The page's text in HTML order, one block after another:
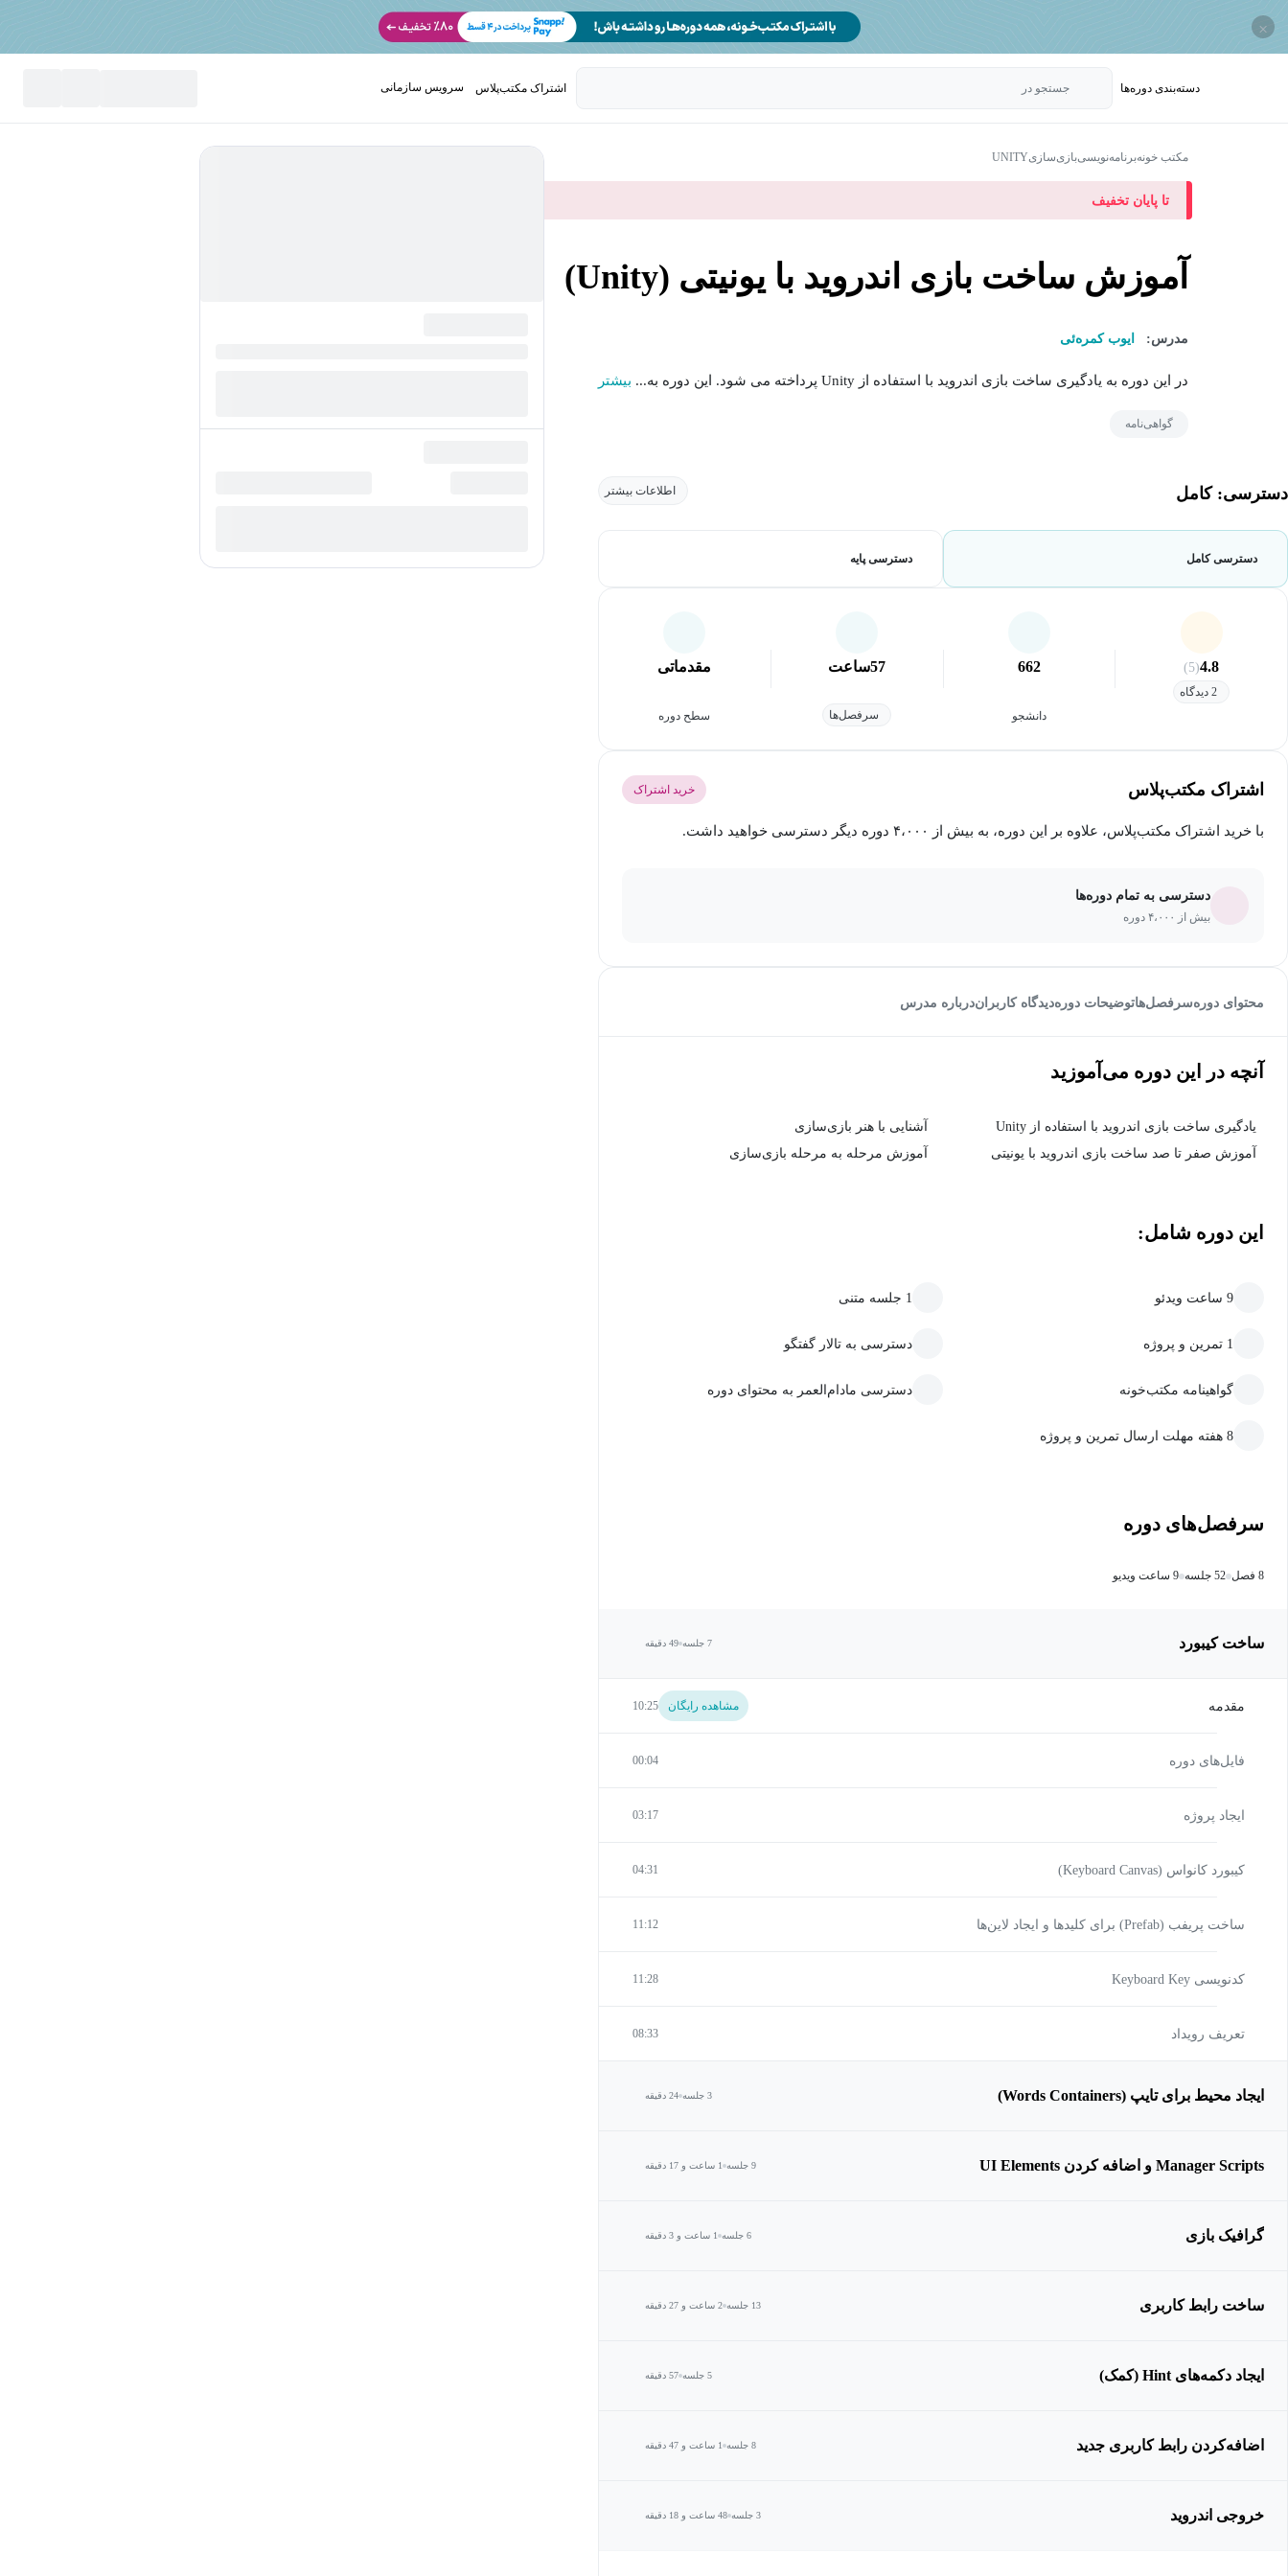
×
دسته‌بندی‌ دوره‌ها جستجو در اشتراک مکتب‌پلاس سرویس سازمانی
مکتب خونهبرنامه‌نویسیبازی‌سازیUNITY
تا پایان تخفیف
آموزش ساخت بازی اندروید با یونیتی (Unity)
مدرس: ایوب کمره‌ئی
در این دوره به یادگیری ساخت بازی اندروید با استفاده از Unity پرداخته می شود. این دوره به... بیشتر
گواهی‌نامه
دسترسی: کامل اطلاعات بیشتر
دسترسی کامل دسترسی پایه
4.8
(5)
2 دیدگاه
662
دانشجو
57ساعت
سرفصل‌ها
مقدماتی
سطح دوره
اشتراک مکتب‌پلاس خرید اشتراک
با خرید اشتراک مکتب‌پلاس، علاوه بر این دوره، به بیش از ۴،۰۰۰ دوره دیگر دسترسی خواهید داشت.
دسترسی به تمام دوره‌ها
بیش از ۴،۰۰۰ دوره
محتوای دورهسرفصل‌هاتوضیحات دورهدیدگاه کاربراندرباره مدرس
آنچه در این دوره می‌آموزید
یادگیری ساخت بازی اندروید با استفاده از Unity
آشنایی با هنر بازی‌‌سازی
آموزش صفر تا صد ساخت بازی اندروید با یونیتی
آموزش مرحله به مرحله بازی‌سازی
این دوره شامل:
9 ساعت ویدئو 1 جلسه متنی
1 تمرین و پروژه دسترسی به تالار گفتگو
گواهینامه مکتب‌خونه دسترسی مادام‌العمر به محتوای دوره
8 هفته مهلت ارسال تمرین و پروژه
سرفصل‌های دوره
8 فصل 52 جلسه 9 ساعت ویدیو
ساخت کیبورد 7 جلسه 49 دقیقه
مقدمه مشاهده رایگان 10:25
فایل‌های دوره 00:04
ایجاد پروژه 03:17
کیبورد کانواس (Keyboard Canvas) 04:31
ساخت پریفب (Prefab) برای کلیدها و ایجاد لاین‌ها 11:12
کدنویسی Keyboard Key 11:28
تعریف رویداد 08:33
ایجاد محیط برای تایپ (Words Containers) 3 جلسه 24 دقیقه
Manager Scripts و اضافه کردن UI Elements 9 جلسه 1 ساعت و 17 دقیقه
گرافیک بازی 6 جلسه 1 ساعت و 3 دقیقه
ساخت رابط کاربری 13 جلسه 2 ساعت و 27 دقیقه
ایجاد دکمه‌های Hint (کمک) 5 جلسه 57 دقیقه
اضافه‌کردن رابط کاربری جدید 8 جلسه 1 ساعت و 47 دقیقه
خروجی اندروید 3 جلسه 48 ساعت و 18 دقیقه